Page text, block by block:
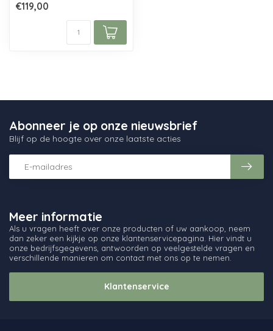
handgemaakt uit ...
€119,00
Meer informatie
Als u vragen heeft over onze producten of uw aankoop, neem
dan zeker een kijkje op onze klantenservicepagina. Hier vindt u
onze bedrijfsgegevens, antwoorden op veelgestelde vragen en
verschillende manieren om contact met ons op te nemen.
Klantenservice
Abonneer je op onze nieuwsbrief
Blijf op de hoogte over onze laatste acties